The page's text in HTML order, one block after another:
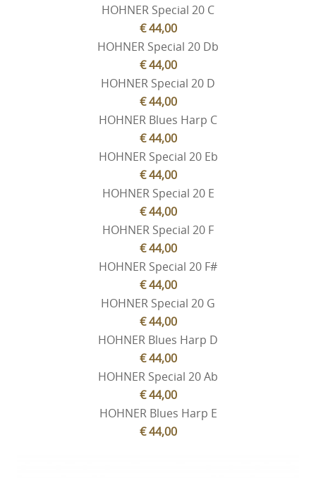
HOHNER Special 20 C
€ 44,00
HOHNER Special 20 Db
€ 44,00
HOHNER Special 20 D
€ 44,00
HOHNER Blues Harp C
€ 44,00
HOHNER Special 20 Eb
€ 44,00
HOHNER Special 20 E
€ 44,00
HOHNER Special 20 F
€ 44,00
HOHNER Special 20 F#
€ 44,00
HOHNER Special 20 G
€ 44,00
HOHNER Blues Harp D
€ 44,00
HOHNER Special 20 Ab
€ 44,00
HOHNER Blues Harp E
€ 44,00